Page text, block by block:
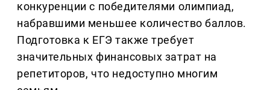
конкуренции с победителями олимпиад,
набравшими меньшее количество баллов.
Подготовка к ЕГЭ также требует
значительных финансовых затрат на
репетиторов, что недоступно многим